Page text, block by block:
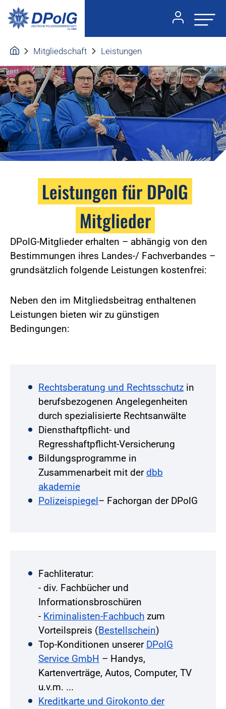
Mitgliedschaft Leistungen
Foto:Foto: Friedhelm Windmüller
Leistungen für DPolG
Mitglieder
DPolG-Mitglieder erhalten – abhängig von den
Bestimmungen ihres Landes-/ Fachverbandes –
grundsätzlich folgende Leistungen kostenfrei:
Neben den im Mitgliedsbeitrag enthaltenen
Leistungen bieten wir zu günstigen
Bedingungen:
Rechtsberatung und Rechtsschutz in
berufsbezogenen Angelegenheiten
durch spezialisierte Rechtsanwälte
Diensthaftpflicht- und
Regresshaftpflicht-Versicherung
Bildungsprogramme in
Zusammenarbeit mit derdbb
akademie
Polizeispiegel– Fachorgan der DPolG
Fachliteratur:
- div. Fachbücher und
Informationsbroschüren
- Kriminalisten-Fachbuch zum
Vorteilspreis (Bestellschein)
Top-Konditionen unserer DPolG
Service GmbH – Handys,
Kartenverträge, Autos, Computer, TV
u.v.m. ...
Kreditkarte und Girokonto der